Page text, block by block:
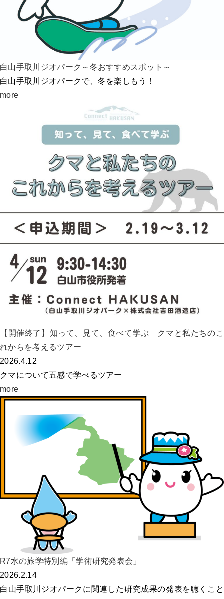
白山手取川ジオパーク～冬おすすめスポット～
白山手取川ジオパークで、冬を楽しもう！
more
【開催終了】知って、見て、食べて学ぶ クマと私たちのこ
れからを考えるツアー
2026.4.12
クマについて五感で学べるツアー
more
R7水の旅学特別編「学術研究発表会」
2026.2.14
白山手取川ジオパークに関連した研究成果の発表を聴くこと